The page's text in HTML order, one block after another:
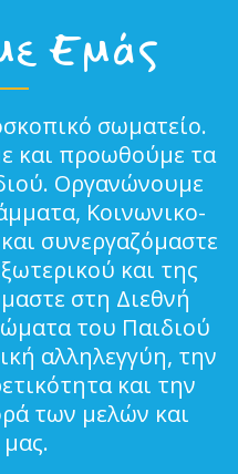
Εμάς
σωματείο.
και προωθούμε τα
Οργανώνουμε
Κοινωνικο-
συνεργαζόμαστε
και της
στη Διεθνή
του Παιδιού
αλληλεγγύη, την
και την
των μελών και